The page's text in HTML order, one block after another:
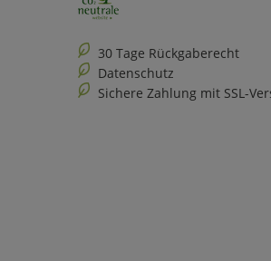
30 Tage Rückgaberecht
Datenschutz
Sichere Zahlung mit SSL-